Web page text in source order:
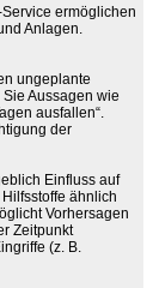
ermöglichen
Anlagen.
ungeplante
Aussagen wie
ausfallen“.
der
Einfluss auf
ähnlich
Vorhersagen
Zeitpunkt
(z. B.